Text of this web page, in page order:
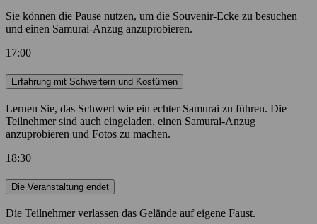
Sie können die Pause nutzen, um die Souvenir-Ecke zu besuchen
und einen Samurai-Anzug anzuprobieren.
17:00
Erfahrung mit Schwertern und Kostümen
Lernen Sie, das Schwert wie ein echter Samurai zu führen. Die
Teilnehmer sind auch eingeladen, einen Samurai-Anzug
anzuprobieren und Fotos zu machen.
18:30
Die Veranstaltung endet
Die Teilnehmer verlassen das Gelände auf eigene Faust.